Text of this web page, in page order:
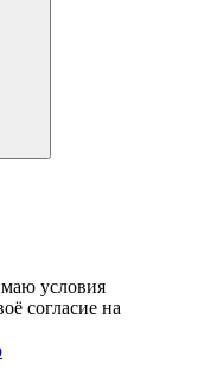
условия
согласие на